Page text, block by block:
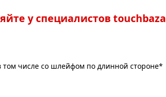
у специалистов touchbaza
том числе со шлейфом по длинной стороне*